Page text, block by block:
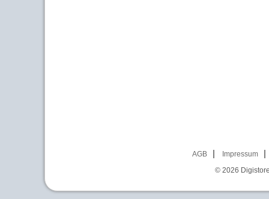
AGB
Impressum
© 2026